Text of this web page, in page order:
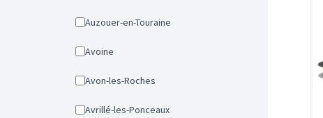
Auzouer-en-Touraine
Avoine
Avon-les-Roches
Avrillé-les-Ponceaux